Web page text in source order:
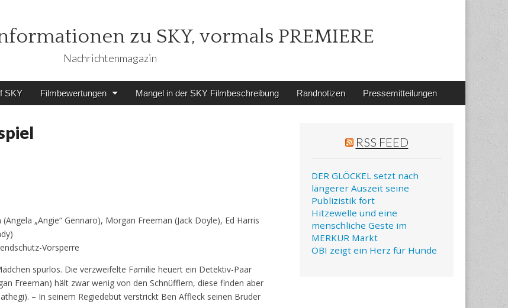
zu SKY, vormals PREMIERE
Nachrichtenmagazin
SKY Filmbewertungen Mangel in der SKY Filmbeschreibung Randnotizen Pressemitteilungen
„Angie“ Gennaro), Morgan Freeman (Jack Doyle), Ed Harris
Vorsperre
spurlos. Die verzweifelte Familie heuert ein Detektiv-Paar
Freeman) hält zwar wenig von den Schnüfflern, diese finden aber
– In seinem Regiedebüt verstrickt Ben Affleck seinen Bruder
RSS FEED
DER GLÖCKEL setzt nach
längerer Auszeit seine
Publizistik fort
Hitzewelle und eine
menschliche Geste im
MERKUR Markt
OBI zeigt ein Herz für Hunde